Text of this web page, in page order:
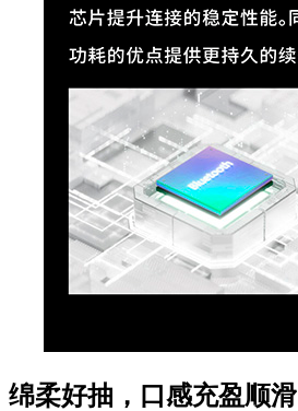
绵柔好抽，口感充盈顺滑